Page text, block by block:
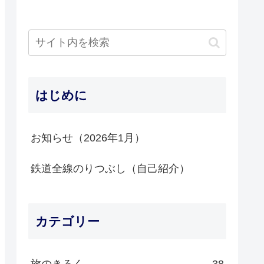
はじめに
お知らせ（2026年1月）
鉄道全線のりつぶし（自己紹介）
カテゴリー